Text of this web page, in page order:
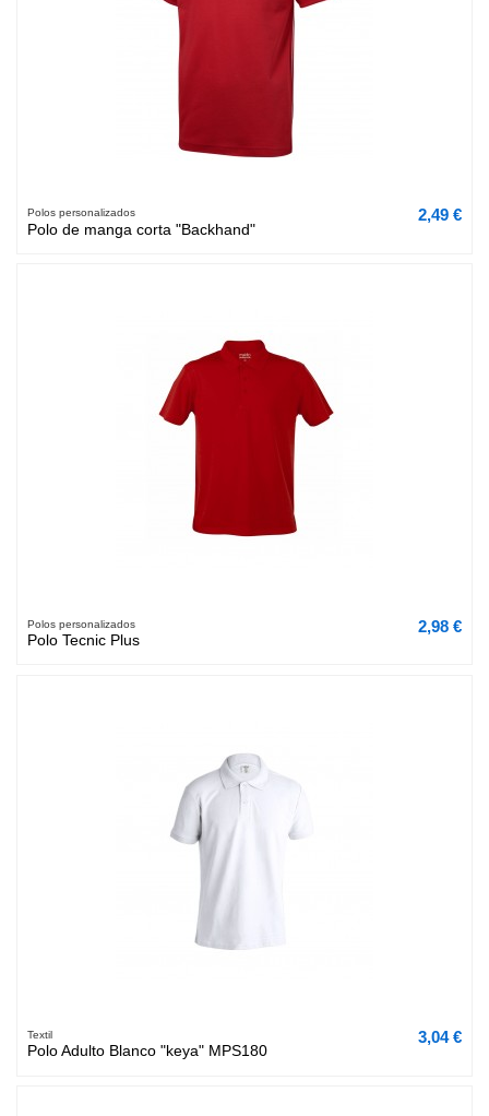
Polos personalizados
Polo de manga corta "Backhand"
2,49 €
Polos personalizados
Polo Tecnic Plus
2,98 €
Textil
Polo Adulto Blanco "keya" MPS180
3,04 €